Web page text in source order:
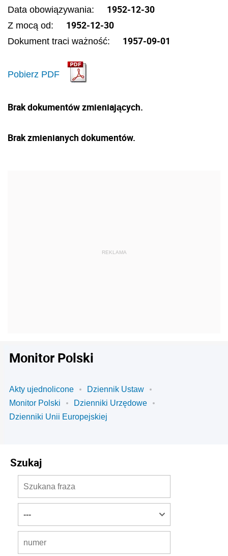
Data obowiązywania: 1952-12-30
Z mocą od: 1952-12-30
Dokument traci ważność: 1957-09-01
Pobierz PDF
Brak dokumentów zmieniających.
Brak zmienianych dokumentów.
Monitor Polski
Akty ujednolicone
Dziennik Ustaw
Monitor Polski
Dzienniki Urzędowe
Dzienniki Unii Europejskiej
Szukaj